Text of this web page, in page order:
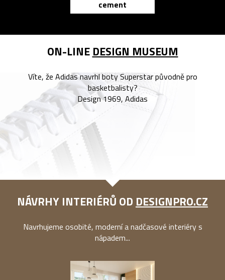
cement
ON-LINE DESIGN MUSEUM
Víte, že Adidas navrhl boty Superstar původně pro
basketbalisty?
Design 1969, Adidas
NÁVRHY INTERIÉRŮ OD DESIGNPRO.CZ
Navrhujeme osobité, moderní a nadčasové interiéry s
nápadem...